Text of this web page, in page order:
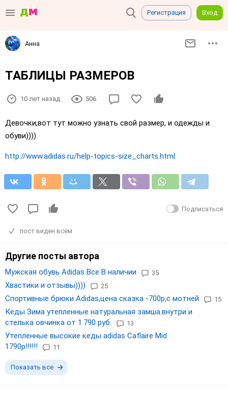
Регистрация Вход
Анна
ТАБЛИЦЫ РАЗМЕРОВ
10 лет назад 506
Девочки,вот тут можно узнать свой размер, и одежды и
обуви))))
http://www.adidas.ru/help-topics-size_charts.html
Подписаться
пост виден всем
Другие посты автора
Мужская обувь Adidas Все В наличии 35
Хвастики и отзывы)))) 25
Спортивные брюки Adidas,цена сказка -700р,с мотней 15
Кеды Зима утепленные натуральная замша.внутри и
стелька овчинка от 1 790 руб.
13
Утепленные высокие кеды adidas Caflaire Mid
1790p!!!!!!
11
Показать все